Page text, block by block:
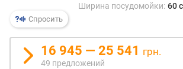
й
к
Спросить
Ширина посудомойки: 60
16 945 — 25 541 грн.
49 предложений